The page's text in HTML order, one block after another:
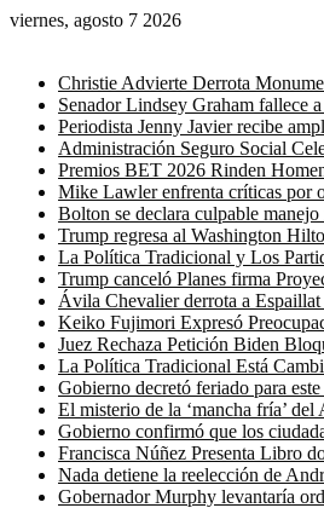
viernes, agosto 7 2026
Christie Advierte Derrota
Senador Lindsey Graham fallece
Periodista Jenny Javier recibe
Administración Seguro Social
Premios BET 2026 Rinden
Mike Lawler enfrenta críticas por
Bolton se declara culpable
Trump regresa al Washington
La Política Tradicional y Los
Trump canceló Planes firma
Ávila Chevalier derrota a
Keiko Fujimori Expresó
Juez Rechaza Petición Biden
La Política Tradicional Está
Gobierno decretó feriado para
El misterio de la ‘mancha fría’
Gobierno confirmó que los
Francisca Núñez Presenta Libro
Nada detiene la reelección de
Gobernador Murphy levantaría